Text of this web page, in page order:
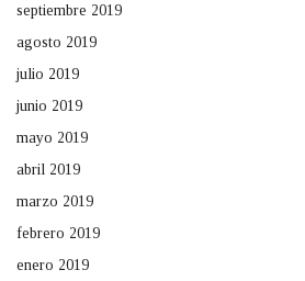
septiembre 2019
agosto 2019
julio 2019
junio 2019
mayo 2019
abril 2019
marzo 2019
febrero 2019
enero 2019